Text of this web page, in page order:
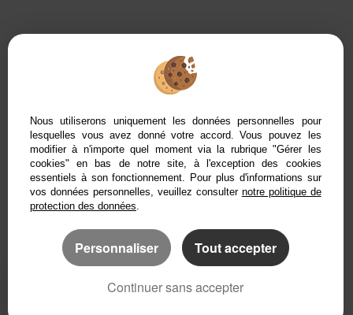
votre PC, votre tablette ou votre smartphone, notre site
s’adapte automatiquement aux différents types d'écrans
Référencement immobilier
Nous utiliserons uniquement les données personnelles pour
lesquelles vous avez donné votre accord. Vous pouvez les
modifier à n'importe quel moment via la rubrique "Gérer les
cookies" en bas de notre site, à l'exception des cookies
essentiels à son fonctionnement. Pour plus d'informations sur
vos données personnelles, veuillez consulter notre politique de
protection des données.
Personnaliser Tout accepter
Continuer sans accepter